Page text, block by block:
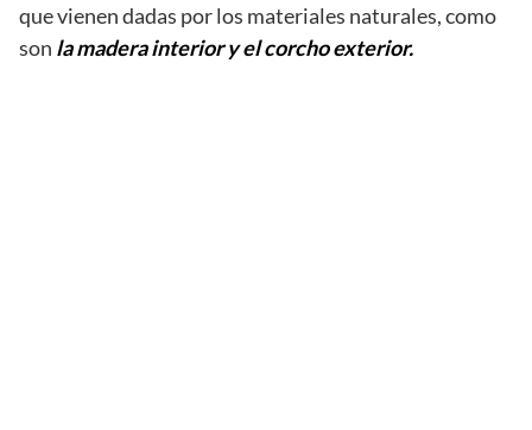
que vienen dadas por los materiales naturales, como
son la madera interior y el corcho exterior.